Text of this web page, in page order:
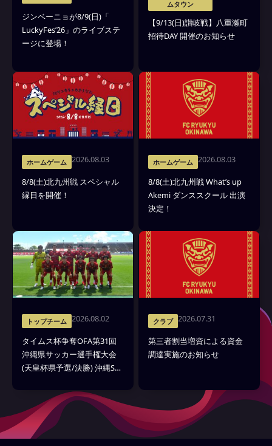
ジンベーニョが8/9(日)「
LuckyFes’26」のライブステ
ージに登場！
ムタウン
【9/13(日)讃岐戦】八重瀬町
招待DAY 開催のお知らせ
ホームゲーム 2026.08.03
8/8(土)北九州戦 スペシャル
縁日を開催！
ホームゲーム 2026.08.03
8/8(土)北九州戦 What’s up
Akemi ダンススクール 出演
決定！
トップチーム 2026.08.02
タイムス杯争奪OFA第31回
沖縄県サッカー選手権大会
(天皇杯県予選/決勝) 沖縄SV
クラブ 2026.07.31
第三者割当増資による資金
調達実施のお知らせ